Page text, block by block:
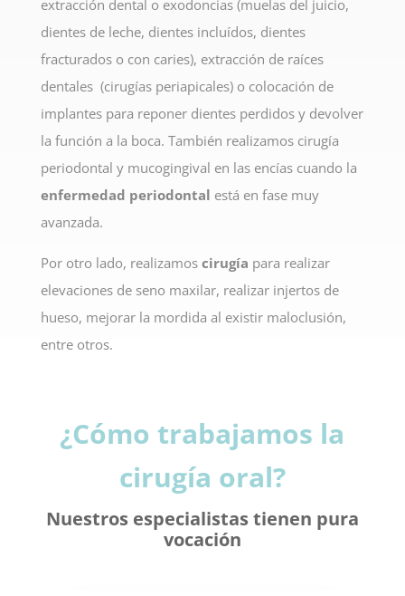
extracción dental o exodoncias (muelas del juicio,
dientes de leche, dientes incluídos, dientes
fracturados o con caries), extracción de raíces
dentales (cirugías periapicales) o colocación de
implantes para reponer dientes perdidos y devolver
la función a la boca. También realizamos cirugía
periodontal y mucogingival en las encías cuando la
enfermedad periodontal está en fase muy
avanzada.
Por otro lado, realizamoscirugía para realizar
elevaciones de seno maxilar, realizar injertos de
hueso, mejorar la mordida al existir maloclusión,
entre otros.
¿Cómo trabajamos la
cirugía oral?
Nuestros especialistas tienen pura
vocación